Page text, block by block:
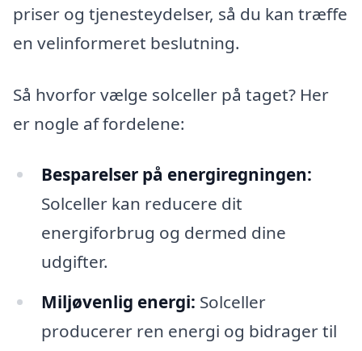
priser og tjenesteydelser, så du kan træffe
en velinformeret beslutning.
Så hvorfor vælge solceller på taget? Her
er nogle af fordelene:
Besparelser på energiregningen:
Solceller kan reducere dit
energiforbrug og dermed dine
udgifter.
Miljøvenlig energi: Solceller
producerer ren energi og bidrager til